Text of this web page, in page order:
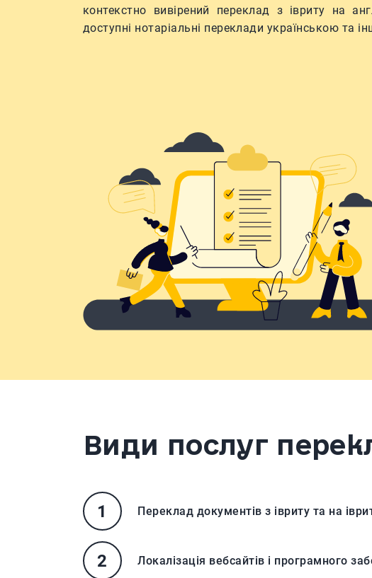
контекстно вивірений переклад з івриту на
доступні нотаріальні переклади українською та
Види послуг
Переклад документів з івриту та на
Локалізація вебсайтів і програмного